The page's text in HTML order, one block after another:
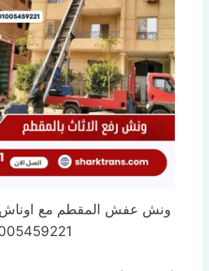
ونش عفش المقطم مع اوناش